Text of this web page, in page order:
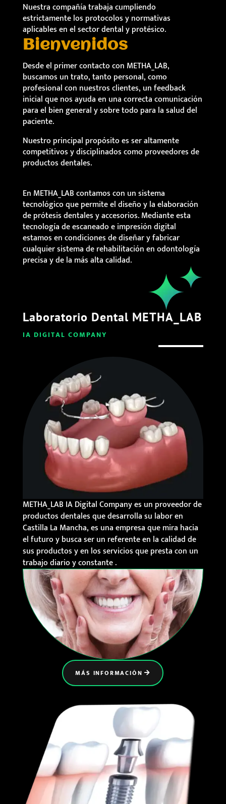
Nuestra compañía trabaja cumpliendo
estrictamente los protocolos y normativas
aplicables en el sector dental y protésico.
Bienvenidos
Desde el primer contacto con METHA_LAB,
buscamos un trato, tanto personal, como
profesional con nuestros clientes, un feedback
inicial que nos ayuda en una correcta comunicación
para el bien general y sobre todo para la salud del
paciente.
Nuestro principal propósito es ser altamente
competitivos y disciplinados como proveedores de
productos dentales.
En METHA_LAB contamos con un sistema
tecnológico que permite el diseño y la elaboración
de prótesis dentales y accesorios. Mediante esta
tecnología de escaneado e impresión digital
estamos en condiciones de diseñar y fabricar
cualquier sistema de rehabilitación en odontología
precisa y de la más alta calidad.
Laboratorio Dental METHA_LAB
IA DIGITAL COMPANY
METHA_LAB IA Digital Company es un proveedor de
productos dentales que desarrolla su labor en
Castilla La Mancha, es una empresa que mira hacia
el futuro y busca ser un referente en la calidad de
sus productos y en los servicios que presta con un
trabajo diario y constante .
MÁS INFORMACIÓN